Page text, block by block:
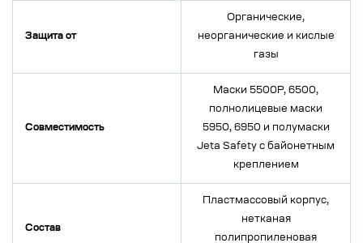
Защита от
Органические,
неорганические и кислые
газы
Совместимость
Маски 5500P, 6500,
полнолицевые маски
5950, 6950 и полумаски
Jeta Safety с байонетным
креплением
Состав
Пластмассовый корпус,
нетканая
полипропиленовая